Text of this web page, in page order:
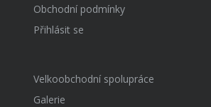
Obchodní podmínky
Přihlásit se
Velkoobchodní spolupráce
Galerie